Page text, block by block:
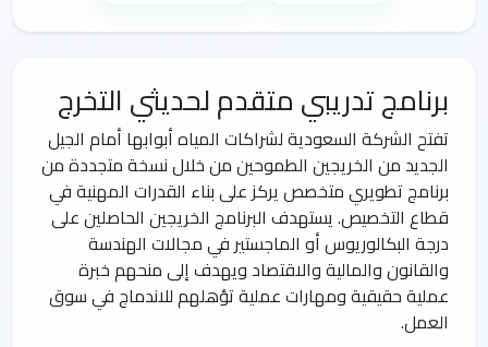
برنامج تدريبي متقدم لحديثي التخرج
تفتح الشركة السعودية لشراكات المياه أبوابها أمام الجيل
الجديد من الخريجين الطموحين من خلال نسخة متجددة من
برنامج تطويري متخصص يركز على بناء القدرات المهنية في
قطاع التخصيص. يستهدف البرنامج الخريجين الحاصلين على
درجة البكالوريوس أو الماجستير في مجالات الهندسة
والقانون والمالية والاقتصاد ويهدف إلى منحهم خبرة
عملية حقيقية ومهارات عملية تؤهلهم للاندماج في سوق
العمل.